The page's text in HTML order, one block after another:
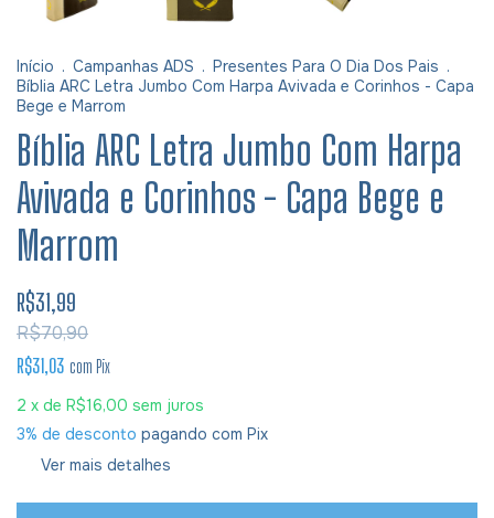
Início . Campanhas ADS . Presentes Para O Dia Dos Pais .
Bíblia ARC Letra Jumbo Com Harpa Avivada e Corinhos - Capa
Bege e Marrom
Bíblia ARC Letra Jumbo Com Harpa
Avivada e Corinhos - Capa Bege e
Marrom
R$31,99
R$70,90
R$31,03 com Pix
2 x de R$16,00 sem juros
3% de desconto pagando com Pix
Ver mais detalhes